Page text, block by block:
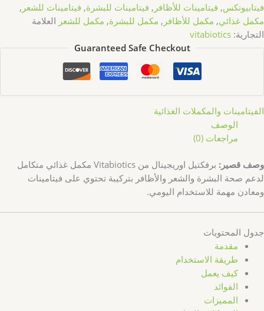
فيتابيوتكس, فيتامينات للأظافر , فيتامينات للبشرة, فيتامينات للشعر ,
مكمل غذائي, مكمل للأظافر , مكمل للبشرة, مكمل للشعر العلامة
التجارية: vitabiotics
Guaranteed Safe Checkout
الفيتامينات والمكملات الغذائية
الوصف
مراجعات (0)
وصف قصير:
برفكتيل اوريجينال من Vitabiotics مكمل غذائي متكامل
لدعم صحة البشرة والشعر والأظافر بتركيبة تحتوي على فيتامينات
ومعادن مهمة للاستخدام اليومي.
جدول المحتويات
مقدمة
طريقة الاستخدام
كيف يعمل
الفوائد
المميزات